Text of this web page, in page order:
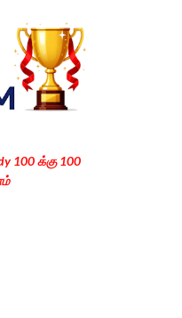
100 க்கு 100